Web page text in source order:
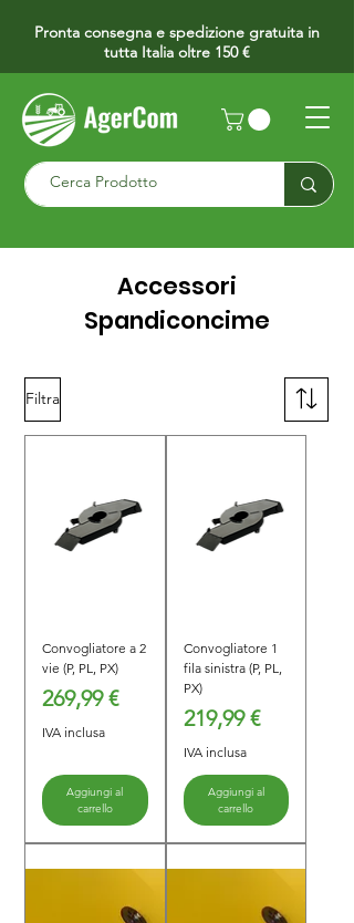
Pronta consegna e spedizione gratuita in
tutta Italia oltre 150 €
Accessori
Spandiconcime
Filtra
Convogliatore a 2
vie (P, PL, PX)
Prezzo
269,99 €
IVA inclusa
Aggiungi al
carrello
Convogliatore 1
fila sinistra (P, PL,
PX)
Prezzo
219,99 €
IVA inclusa
Aggiungi al
carrello